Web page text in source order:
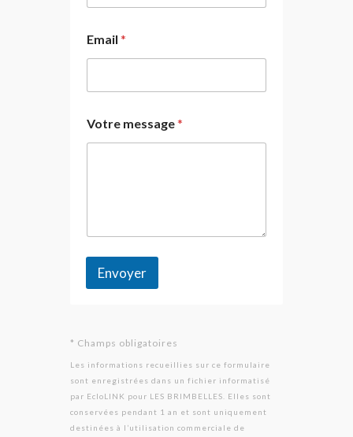
e
Email *
Votre message*
Envoyer
* Champs obligatoires
Les informations recueillies sur ce formulaire
sont enregistrées dans un fichier informatisé
par EcloLINK pour LES BRIMBELLES. Elles sont
conservées pendant 1 an et sont uniquement
destinées à l’utilisation commerciale de